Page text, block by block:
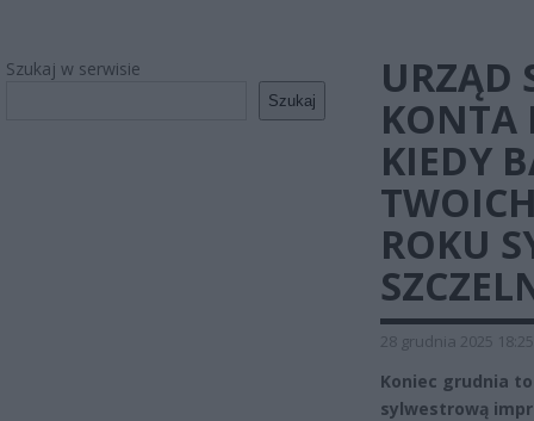
Szukaj w serwisie
Szukaj
URZĄD
KONTA
KIEDY
ROKU
28 grudnia 2025 18:25
Koniec grudnia
sylwestrową